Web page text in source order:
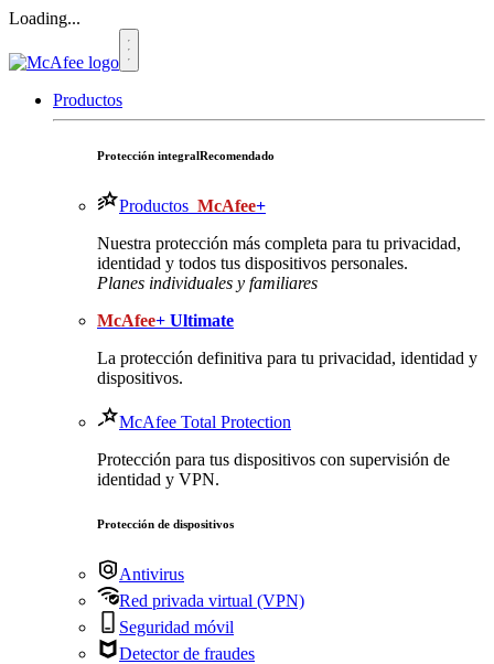
Loading...
Productos
Protección integralRecomendado
Productos McAfee+
Nuestra protección más completa para tu privacidad,
identidad y todos tus dispositivos personales.​
Planes individuales y familiares
McAfee+ Ultimate
La protección definitiva para tu privacidad, identidad y
dispositivos.
McAfee Total Protection
Protección para tus dispositivos con supervisión de
identidad y VPN.
Protección de dispositivos
Antivirus
Red privada virtual (VPN)
Seguridad móvil
Detector de fraudes